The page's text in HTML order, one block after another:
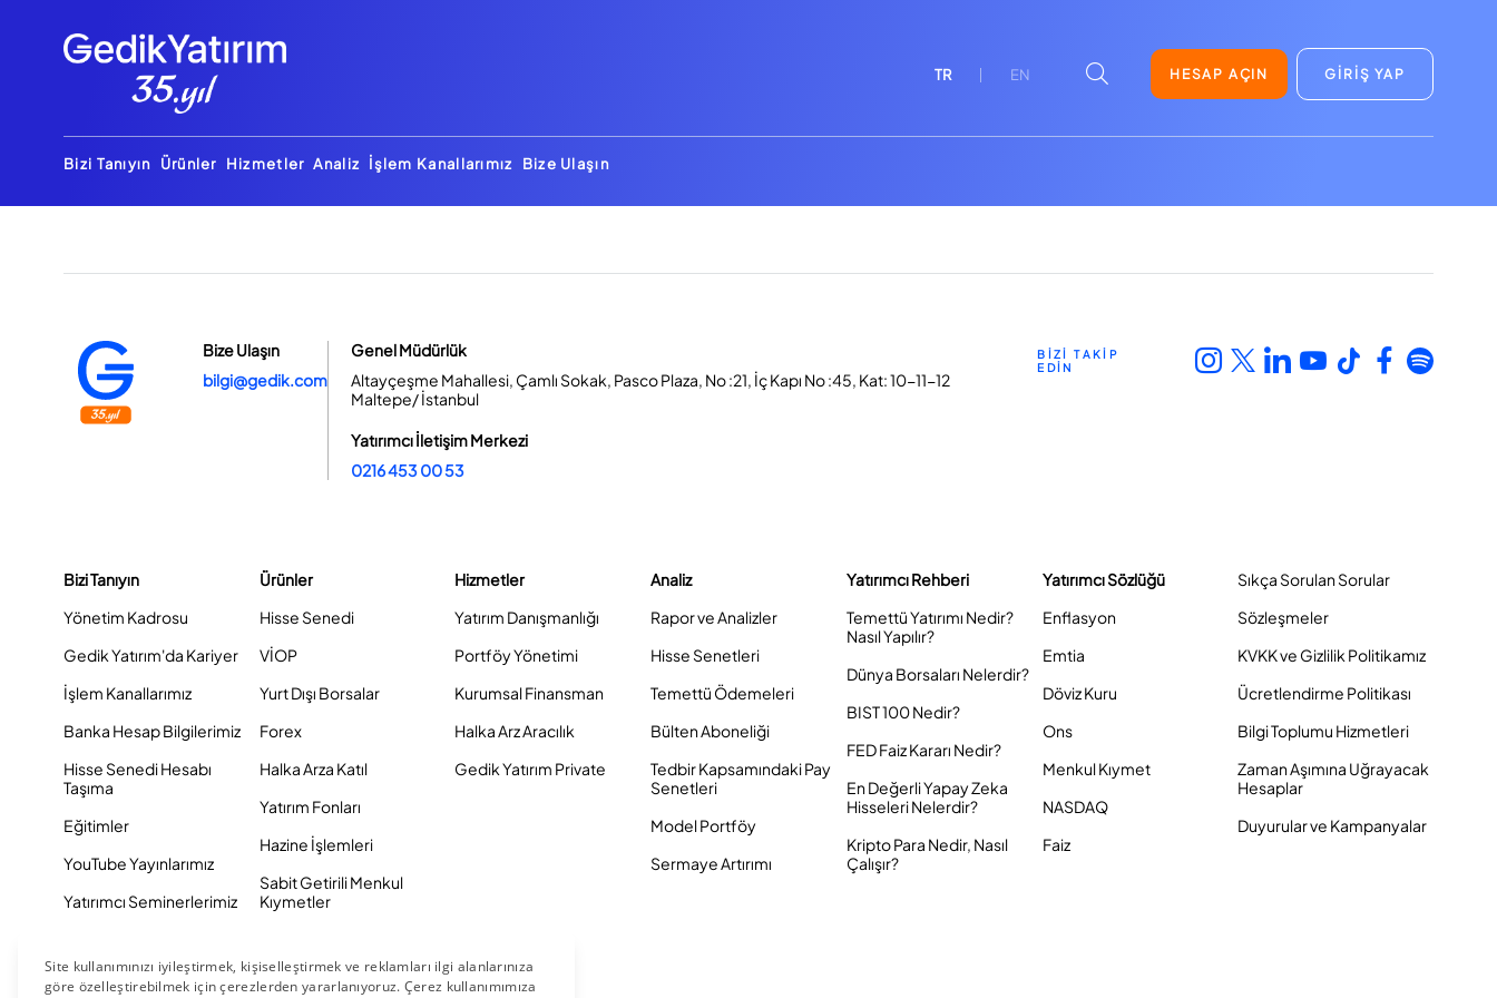
TR EN HESAP AÇIN GİRİŞ YAP
Bizi Tanıyın Ürünler Hizmetler Analiz İşlem Kanallarımız Bize Ulaşın
Bize Ulaşın
bilgi@gedik.com
Genel Müdürlük
Altayçeşme Mahallesi, Çamlı Sokak, Pasco Plaza, No :21, İç Kapı No :45, Kat: 10-11-12
Maltepe/ İstanbul
Yatırımcı İletişim Merkezi
0216 453 00 53
BİZİ TAKİP
EDİN
Bizi Tanıyın
Yönetim Kadrosu
Gedik Yatırım'da Kariyer
İşlem Kanallarımız
Banka Hesap Bilgilerimiz
Hisse Senedi Hesabı
Taşıma
Eğitimler
YouTube Yayınlarımız
Yatırımcı Seminerlerimiz
Ürünler
Hisse Senedi
VİOP
Yurt Dışı Borsalar
Forex
Halka Arza Katıl
Yatırım Fonları
Hazine İşlemleri
Sabit Getirili Menkul
Kıymetler
Tahvil ve Bono
Hizmetler
Yatırım Danışmanlığı
Portföy Yönetimi
Kurumsal Finansman
Halka Arz Aracılık
Gedik Yatırım Private
Analiz
Rapor ve Analizler
Hisse Senetleri
Temettü Ödemeleri
Bülten Aboneliği
Tedbir Kapsamındaki Pay
Senetleri
Model Portföy
Sermaye Artırımı
Yatırımcı Rehberi
Temettü Yatırımı Nedir?
Nasıl Yapılır?
Dünya Borsaları Nelerdir?
BIST 100 Nedir?
FED Faiz Kararı Nedir?
En Değerli Yapay Zeka
Hisseleri Nelerdir?
Kripto Para Nedir, Nasıl
Çalışır?
Yatırımcı Sözlüğü
Enflasyon
Emtia
Döviz Kuru
Ons
Menkul Kıymet
NASDAQ
Faiz
Sıkça Sorulan Sorular
Sözleşmeler
KVKK ve Gizlilik Politikamız
Ücretlendirme Politikası
Bilgi Toplumu Hizmetleri
Zaman Aşımına Uğrayacak
Hesaplar
Duyurular ve Kampanyalar